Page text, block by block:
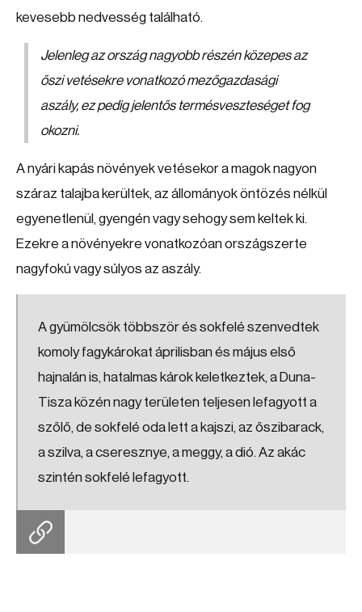
kevesebb nedvesség található.
Jelenleg az ország nagyobb részén közepes az
őszi vetésekre vonatkozó mezőgazdasági
aszály, ez pedig jelentős termésveszteséget fog
okozni.
A nyári kapás növények vetésekor a magok nagyon
száraz talajba kerültek, az állományok öntözés nélkül
egyenetlenül, gyengén vagy sehogy sem keltek ki.
Ezekre a növényekre vonatkozóan országszerte
nagyfokú vagy súlyos az aszály.
A gyümölcsök többször és sokfelé szenvedtek
komoly fagykárokat áprilisban és május első
hajnalán is, hatalmas károk keletkeztek, a Duna-
Tisza közén nagy területen teljesen lefagyott a
szőlő, de sokfelé oda lett a kajszi, az őszibarack,
a szilva, a cseresznye, a meggy, a dió. Az akác
szintén sokfelé lefagyott.